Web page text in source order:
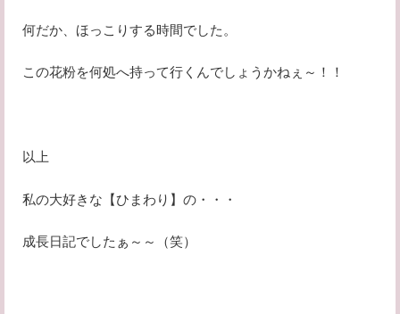
何だか、ほっこりする時間でした。
この花粉を何処へ持って行くんでしょうかねぇ～！！
以上
私の大好きな【ひまわり】の・・・
成長日記でしたぁ～～（笑）